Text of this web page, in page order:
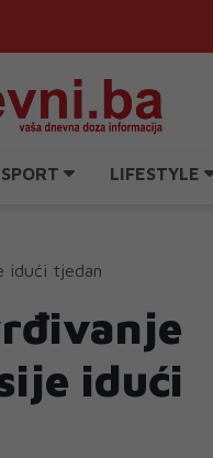
SPORT LIFESTYLE
idući tjedan
idući